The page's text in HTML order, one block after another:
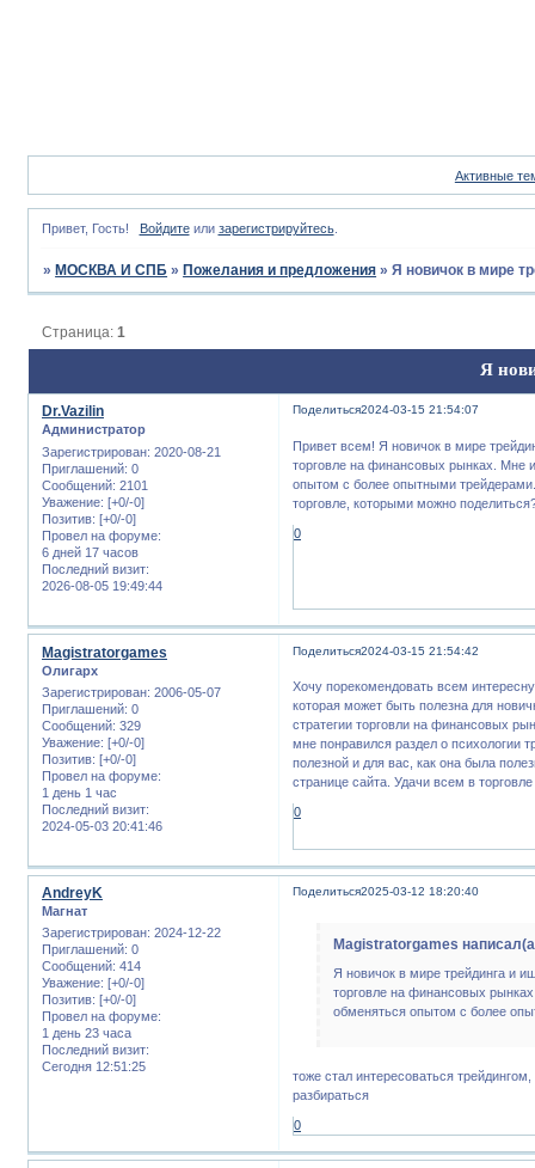
Активные
Привет, Гость! Войдитеили зарегистрируйтесь.
» МОСКВА И СПБ » Пожелания и предложения »Я новичок в мире
Я
Страница:1
Поделиться2024-03-15 21:54:07
Dr.Vazilin
Администратор
Зарегистрирован: 2020-08-21
Приглашений: 0
Сообщений: 2101
Уважение: [+0/-0]
Позитив: [+0/-0]
Провел на форуме:
6 дней 17 часов
Последний визит:
2026-08-05 19:49:44
Привет всем! Я новичок в мире
торговле на финансовых рынках. Мне
опытом с более опытными
торговле, которыми можно
0
Поделиться2024-03-15 21:54:42
Magistratorgames
Олигарх
Зарегистрирован: 2006-05-07
Приглашений: 0
Сообщений: 329
Уважение: [+0/-0]
Позитив: [+0/-0]
Провел на форуме:
1 день 1 час
Последний визит:
2024-05-03 20:41:46
Хочу порекомендовать всем
которая может быть полезна для
стратегии торговли на финансовых
мне понравился раздел о психологии
полезной и для вас, как она была
странице сайта. Удачи всем в
0
Поделиться2025-03-12 18:20:40
AndreyK
Магнат
Зарегистрирован: 2024-12-22
Приглашений: 0
Сообщений: 414
Уважение: [+0/-0]
Позитив: [+0/-0]
Провел на форуме:
1 день 23 часа
Последний визит:
Сегодня 12:51:25
Magistratorgames
Я новичок в мире трейдинга и
торговле на финансовых
обменяться опытом с более
тоже стал интересоваться
разбираться
0